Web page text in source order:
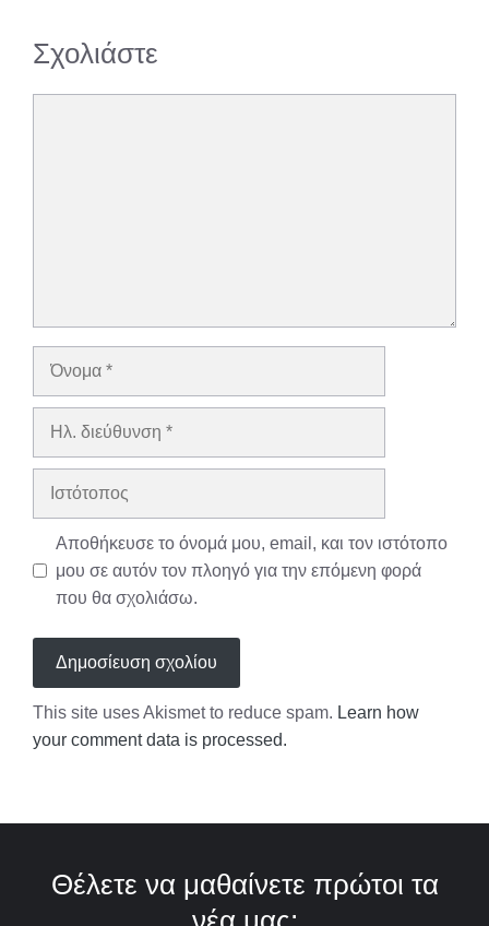
Σχολιάστε
Όνομα
Ηλ.
Ιστότοπος
Αποθήκευσε το όνομά μου, email, και τον ιστότοπο
μου σε αυτόν τον πλοηγό για την επόμενη φορά
που θα σχολιάσω.
This site uses Akismet to reduce spam. Learn how
your comment data is processed.
Θέλετε να μαθαίνετε πρώτοι τα